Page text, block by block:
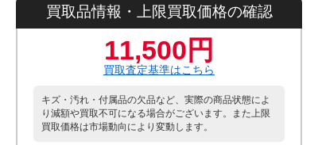
買取品情報・上限買取価格の確認
11,500円
買取査定基準はこちら
キズ・汚れ・付属品の欠品など、実際の商品状態によ
り減額や買取不可になる場合がございます。また上限
買取価格は市場動向により変動します。